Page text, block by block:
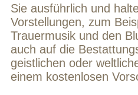
Sie ausführlich und
Vorstellungen, zum
Trauermusik und den
auch auf die
geistlichen oder
einem kostenlosen